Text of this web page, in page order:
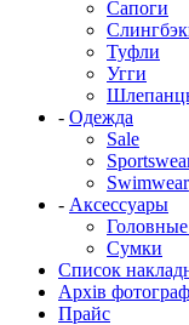
Сапоги
Туфли
Угги
- Одежда
Sale
Swimwear
- Аксессуары
Сумки
Список
Архів
Прайс